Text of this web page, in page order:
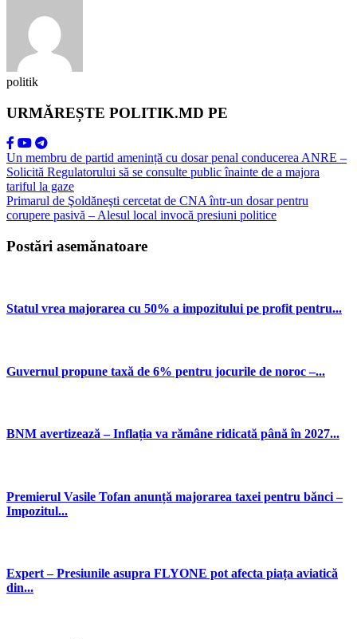
politik
URMĂREȘTE POLITIK.MD PE
Un membru de partid amenință cu dosar penal conducerea ANRE –
Solicită Regulatorului să se consulte public înainte de a majora
tariful la gaze
Primarul de Şoldăneşti cercetat de CNA într-un dosar pentru
corupere pasivă – Alesul local invocă presiuni politice
Postări asemănatoare
Statul vrea majorarea cu 50% a impozitului pe profit pentru...
Guvernul propune taxă de 6% pentru jocurile de noroc –...
BNM avertizează – Inflația va rămâne ridicată până în 2027...
Premierul Vasile Tofan anunță majorarea taxei pentru bănci –
Impozitul...
Expert – Presiunile asupra FLYONE pot afecta piața aviatică
din...